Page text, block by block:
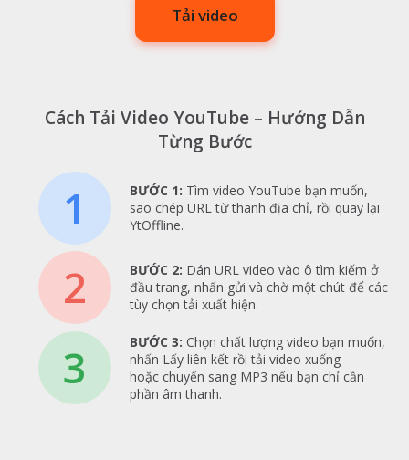
Tải video
Cách Tải Video YouTube – Hướng Dẫn
Từng Bước
1 BƯỚC 1: Tìm video YouTube bạn muốn,
sao chép URL từ thanh địa chỉ, rồi quay lại
YtOffline.
2 BƯỚC 2: Dán URL video vào ô tìm kiếm ở
đầu trang, nhấn gửi và chờ một chút để các
tùy chọn tải xuất hiện.
3 BƯỚC 3: Chọn chất lượng video bạn muốn,
nhấn Lấy liên kết rồi tải video xuống —
hoặc chuyển sang MP3 nếu bạn chỉ cần
phần âm thanh.